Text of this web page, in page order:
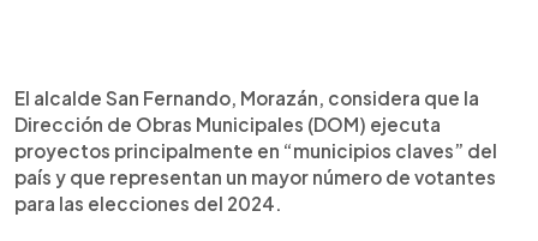
► Escuchar artículo
El alcalde San Fernando, Morazán, considera que la
Dirección de Obras Municipales (DOM) ejecuta
proyectos principalmente en “municipios claves” del
país y que representan un mayor número de votantes
para las elecciones del 2024.